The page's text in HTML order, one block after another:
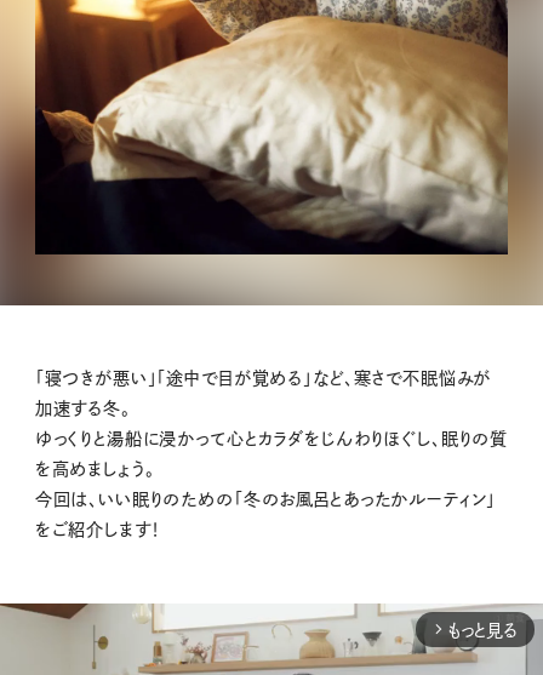
「寝つきが悪い」「途中で目が覚める」など、寒さで不眠悩みが
加速する冬。
ゆっくりと湯船に浸かって心とカラダをじんわりほぐし、眠りの質
を高めましょう。
今回は、いい眠りのための「冬のお風呂とあったかルーティン」
をご紹介します！
arrow_forward_ios もっと見る